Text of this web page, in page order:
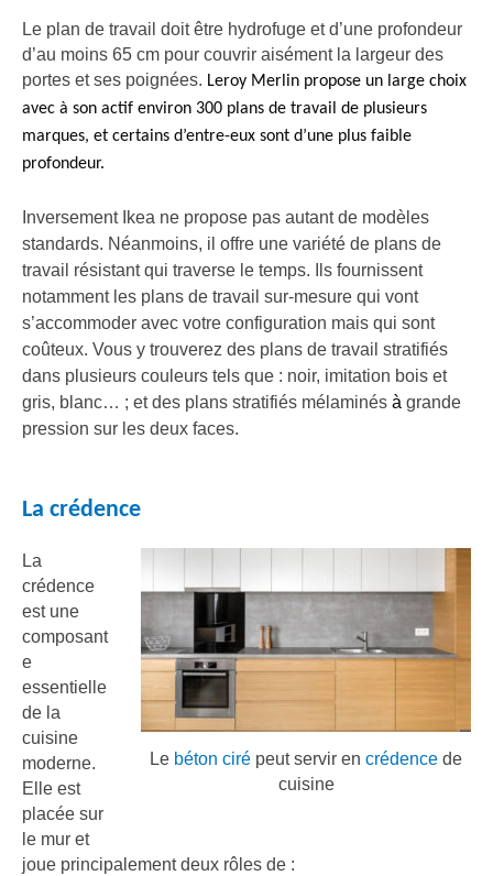
Le plan de travail doit être hydrofuge et d’une profondeur
d’au moins 65 cm pour couvrir aisément la largeur des
portes et ses poignées. Leroy Merlin propose un large choix
avec à son actif environ 300 plans de travail de plusieurs
marques, et certains d’entre-eux sont d’une plus faible
profondeur.
Inversement Ikea ne propose pas autant de modèles
standards. Néanmoins, il offre une variété de plans de
travail résistant qui traverse le temps. Ils fournissent
notamment les plans de travail sur-mesure qui vont
s’accommoder avec votre configuration mais qui sont
coûteux. Vous y trouverez des plans de travail stratifiés
dans plusieurs couleurs tels que : noir, imitation bois et
gris, blanc… ; et des plans stratifiés mélaminés à grande
pression sur les deux faces.
La crédence
Le béton ciré peut servir en crédence de
cuisine
La
crédence
est une
composant
e
essentielle
de la
cuisine
moderne.
Elle est
placée sur
le mur et
joue principalement deux rôles de :